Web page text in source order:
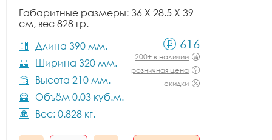
Габаритные размеры: 36 X 28.5 X 39
см, вес 828 гр.
Длина 390 мм.
Ширина 320 мм.
Высота 210 мм.
Объём 0.03 куб.м.
Вес: 0.828 кг.
616
200+ в наличии
розничная цена
скидки